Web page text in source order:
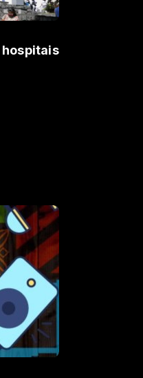
hospitais